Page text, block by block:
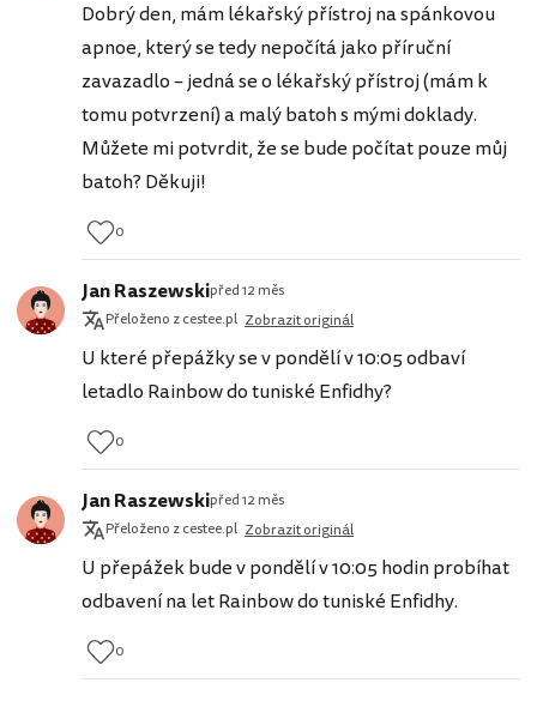
Dobrý den, mám lékařský přístroj na spánkovou
apnoe, který se tedy nepočítá jako příruční
zavazadlo – jedná se o lékařský přístroj (mám k
tomu potvrzení) a malý batoh s mými doklady.
Můžete mi potvrdit, že se bude počítat pouze můj
batoh? Děkuji!
0
Jan Raszewskipřed 12 měs
Přeloženo z cestee.pl Zobrazit originál
U které přepážky se v pondělí v 10:05 odbaví
letadlo Rainbow do tuniské Enfidhy?
0
Jan Raszewskipřed 12 měs
Přeloženo z cestee.pl Zobrazit originál
U přepážek bude v pondělí v 10:05 hodin probíhat
odbavení na let Rainbow do tuniské Enfidhy.
0